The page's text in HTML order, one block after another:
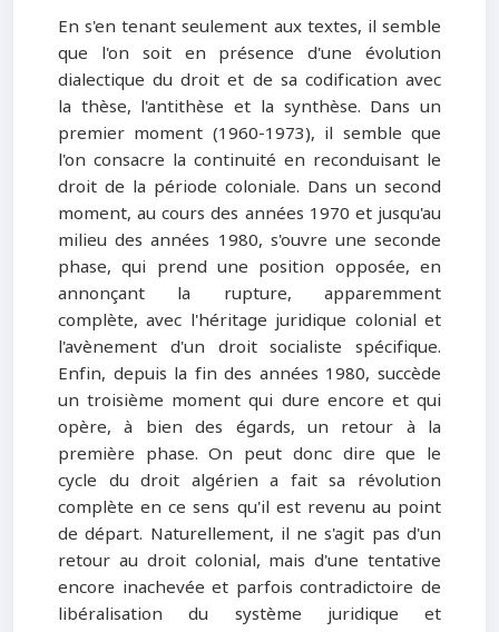
En s'en tenant seulement aux textes, il semble
que l'on soit en présence d'une évolution
dialectique du droit et de sa codification avec
la thèse, l'antithèse et la synthèse. Dans un
premier moment (1960-1973), il semble que
l'on consacre la continuité en reconduisant le
droit de la période coloniale. Dans un second
moment, au cours des années 1970 et jusqu'au
milieu des années 1980, s'ouvre une seconde
phase, qui prend une position opposée, en
annonçant la rupture, apparemment
complète, avec l'héritage juridique colonial et
l'avènement d'un droit socialiste spécifique.
Enfin, depuis la fin des années 1980, succède
un troisième moment qui dure encore et qui
opère, à bien des égards, un retour à la
première phase. On peut donc dire que le
cycle du droit algérien a fait sa révolution
complète en ce sens qu'il est revenu au point
de départ. Naturellement, il ne s'agit pas d'un
retour au droit colonial, mais d'une tentative
encore inachevée et parfois contradictoire de
libéralisation du système juridique et